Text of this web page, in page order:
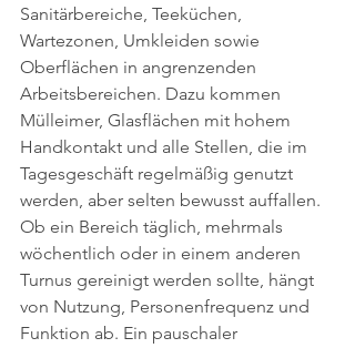
Sanitärbereiche, Teeküchen,
Wartezonen, Umkleiden sowie
Oberflächen in angrenzenden
Arbeitsbereichen. Dazu kommen
Mülleimer, Glasflächen mit hohem
Handkontakt und alle Stellen, die im
Tagesgeschäft regelmäßig genutzt
werden, aber selten bewusst auffallen.
Ob ein Bereich täglich, mehrmals
wöchentlich oder in einem anderen
Turnus gereinigt werden sollte, hängt
von Nutzung, Personenfrequenz und
Funktion ab. Ein pauschaler